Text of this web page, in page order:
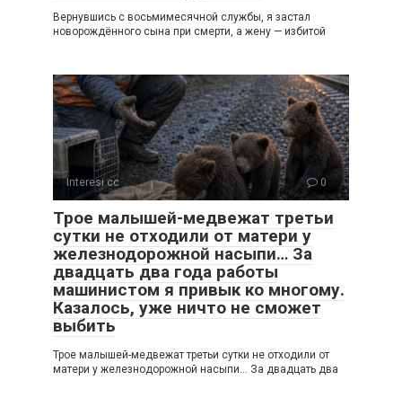
Вернувшись с восьмимесячной службы, я застал
новорождённого сына при смерти, а жену — избитой
Interesi.cc 0
Трое малышей-медвежат третьи
сутки не отходили от матери у
железнодорожной насыпи… За
двадцать два года работы
машинистом я привык ко многому.
Казалось, уже ничто не сможет
выбить
Трое малышей-медвежат третьи сутки не отходили от
матери у железнодорожной насыпи… За двадцать два